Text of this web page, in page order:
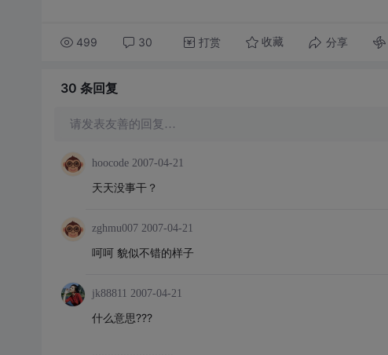
499 30 打赏 收藏 分享
30 条回复
请发表友善的回复…
hoocode 2007-04-21
天天没事干？
zghmu007 2007-04-21
呵呵 貌似不错的样子
jk88811 2007-04-21
什么意思???
..........................